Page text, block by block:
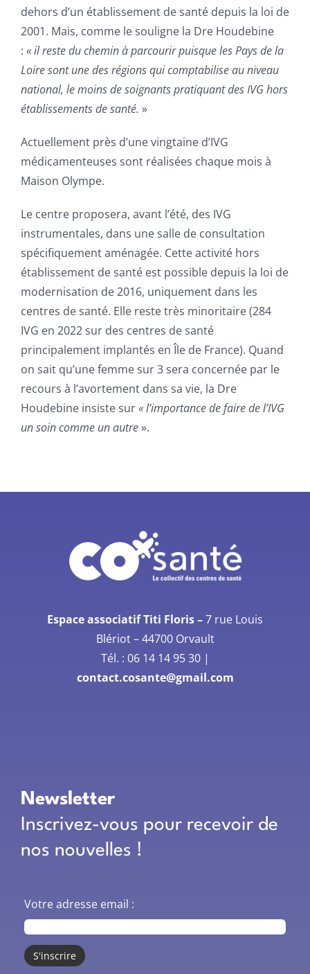
dehors d’un établissement de santé depuis la loi de
2001. Mais, comme le souligne la Dre Houdebine
: «il reste du chemin à parcourir puisque les Pays de la
Loire sont une des régions qui comptabilise au niveau
national, le moins de soignants pratiquant des IVG hors
établissements de santé. »
Actuellement près d’une vingtaine d’IVG
médicamenteuses sont réalisées chaque mois à
Maison Olympe.
Le centre proposera, avant l’été, des IVG
instrumentales, dans une salle de consultation
spécifiquement aménagée. Cette activité hors
établissement de santé est possible depuis la loi de
modernisation de 2016, uniquement dans les
centres de santé. Elle reste très minoritaire (284
IVG en 2022 sur des centres de santé
principalement implantés en Île de France). Quand
on sait qu’une femme sur 3 sera concernée par le
recours à l’avortement dans sa vie, la Dre
Houdebine insiste sur« l’importance de faire de l’IVG
un soin comme un autre».
Espace associatif Titi Floris –7 rue Louis
Blériot –44700 Orvault
Tél. : 06 14 14 95 30|
contact.cosante@gmail.com
Newsletter
Inscrivez-vous pour recevoir de
nos nouvelles !
Votre adresse email :